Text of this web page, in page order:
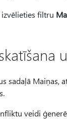
filtru
sadaļā Maiņas,
veidi